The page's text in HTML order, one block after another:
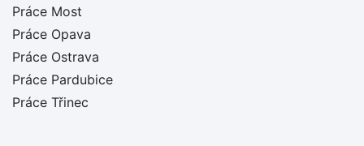
Práce Most
Práce Opava
Práce Ostrava
Práce Pardubice
Práce Třinec